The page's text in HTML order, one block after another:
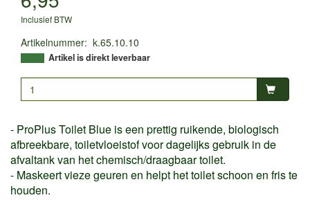
Inclusief BTW
Artikelnummer: k.65.10.10
Artikel is direkt leverbaar
- ProPlus Toilet Blue is een prettig ruikende, biologisch
afbreekbare, toiletvloeistof voor dagelijks gebruik in de
afvaltank van het chemisch/draagbaar toilet.
- Maskeert vieze geuren en helpt het toilet schoon en fris te
houden.